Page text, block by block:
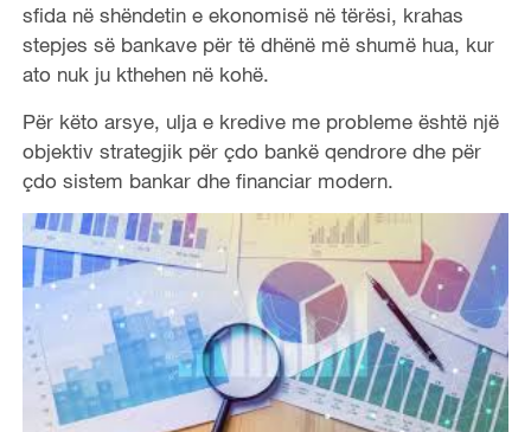
sfida në shëndetin e ekonomisë në tërësi, krahas
stepjes së bankave për të dhënë më shumë hua, kur
ato nuk ju kthehen në kohë.
Për këto arsye, ulja e kredive me probleme është një
objektiv strategjik për çdo bankë qendrore dhe për
çdo sistem bankar dhe financiar modern.